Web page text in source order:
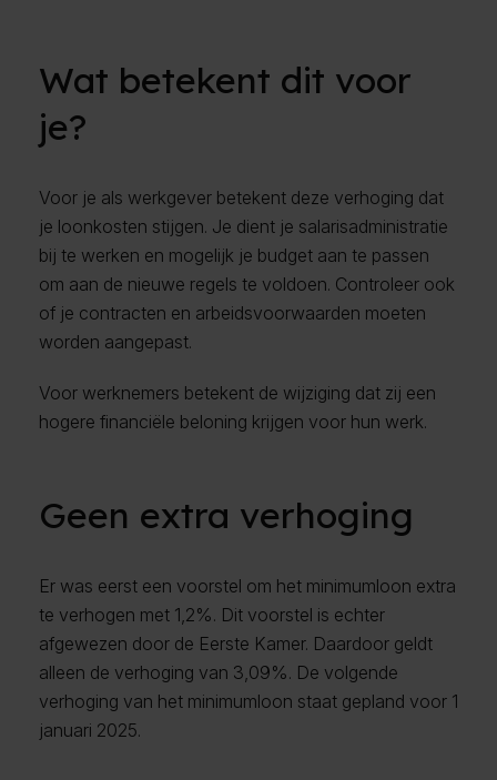
Wat betekent dit voor
je?
Voor je als werkgever betekent deze verhoging dat
je loonkosten stijgen. Je dient je salarisadministratie
bij te werken en mogelijk je budget aan te passen
om aan de nieuwe regels te voldoen. Controleer ook
of je contracten en arbeidsvoorwaarden moeten
worden aangepast.
Voor werknemers betekent de wijziging dat zij een
hogere financiële beloning krijgen voor hun werk.
Geen extra verhoging
Er was eerst een voorstel om het minimumloon extra
te verhogen met 1,2%. Dit voorstel is echter
afgewezen door de Eerste Kamer. Daardoor geldt
alleen de verhoging van 3,09%. De volgende
verhoging van het minimumloon staat gepland voor 1
januari 2025.